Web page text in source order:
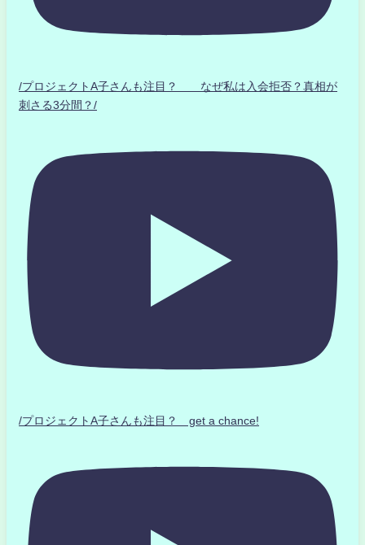
/プロジェクトA子さんも注目？ なぜ私は入会拒否？真相が
刺さる3分間？/
/プロジェクトA子さんも注目？ get a chance!